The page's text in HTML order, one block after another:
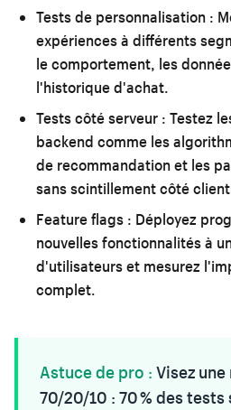
Tests de personnalisation :
expériences à différents
le comportement, les
l'historique d'achat.
Tests côté serveur : Testez
backend comme les
de recommandation et les
sans scintillement côté
Feature flags : Déployez
nouvelles fonctionnalités à
d'utilisateurs et mesurez
complet.
Astuce de pro : Visez
70/20/10 : 70 % des